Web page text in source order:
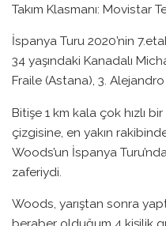
Takım Klasmanı: Movistar
İspanya Turu 2020’nin
34 yaşındaki Kanadalı
Fraile (Astana), 3.
Bitişe 1 km kala çok hızlı
çizgisine, en yakın
Woods’un İspanya
zaferiydi.
Woods, yarıştan sonra